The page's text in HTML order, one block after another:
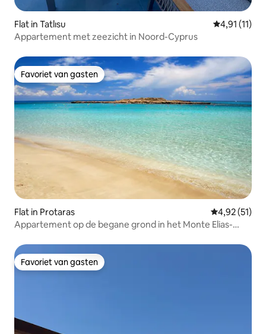
Flat in Tatlısu Gemiddelde
4,91 (11)
Appartement met zeezicht in Noord-Cyprus
Favoriet van gasten
Favoriet van gasten
Flat in Protaras Gemiddelde
4,92 (51)
Appartement op de begane grond in het Monte Elias-
Favoriet van gasten
Favoriet van gasten